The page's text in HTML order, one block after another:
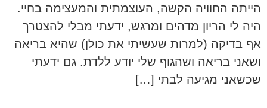
הייתה החוויה הקשה, העוצמתית והמעצימה בחיי.
היה לי הריון מדהים ומרגש, ידעתי מבלי להצטרך
אף בדיקה (למרות שעשיתי את כולן) שהיא בריאה
ושאני בריאה ושהגוף שלי יודע ללדת. גם ידעתי
שכשאני מגיעה לבתי […]